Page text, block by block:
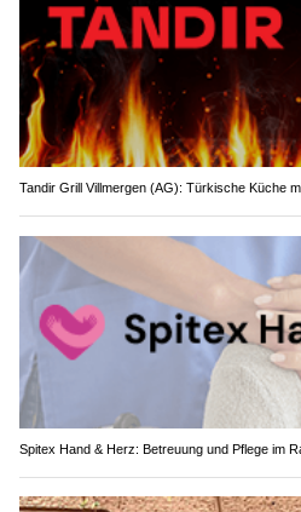
Tandir Grill Villmergen (AG): Türkische Küche
Spitex Hand & Herz: Betreuung und Pflege im